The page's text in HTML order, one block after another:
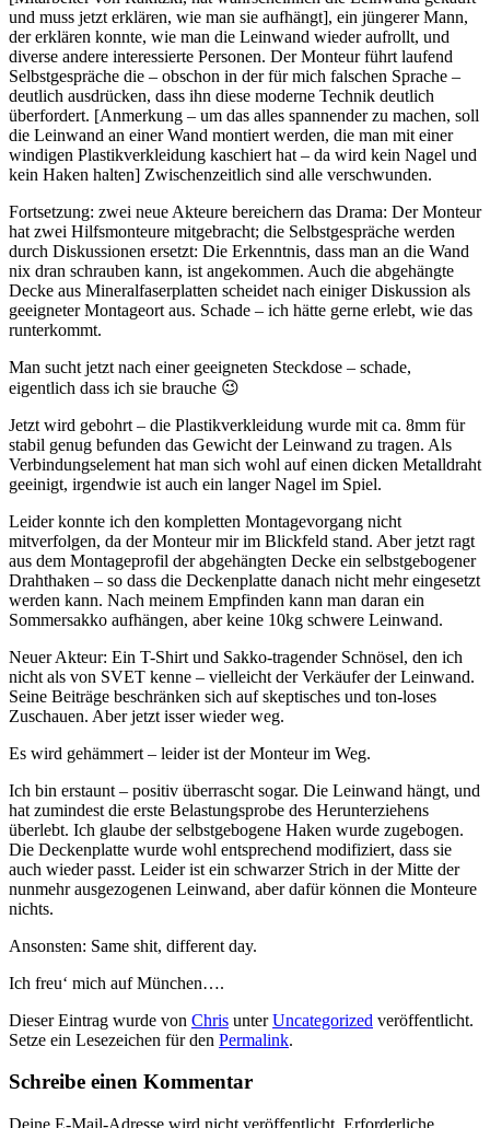
und muss jetzt erklären, wie man sie aufhängt], ein jüngerer Mann,
der erklären konnte, wie man die Leinwand wieder aufrollt, und
diverse andere interessierte Personen. Der Monteur führt laufend
Selbstgespräche die – obschon in der für mich falschen Sprache –
deutlich ausdrücken, dass ihn diese moderne Technik deutlich
überfordert. [Anmerkung – um das alles spannender zu machen, soll
die Leinwand an einer Wand montiert werden, die man mit einer
windigen Plastikverkleidung kaschiert hat – da wird kein Nagel und
kein Haken halten] Zwischenzeitlich sind alle verschwunden.
Fortsetzung: zwei neue Akteure bereichern das Drama: Der Monteur
hat zwei Hilfsmonteure mitgebracht; die Selbstgespräche werden
durch Diskussionen ersetzt: Die Erkenntnis, dass man an die Wand
nix dran schrauben kann, ist angekommen. Auch die abgehängte
Decke aus Mineralfaserplatten scheidet nach einiger Diskussion als
geeigneter Montageort aus. Schade – ich hätte gerne erlebt, wie das
runterkommt.
Man sucht jetzt nach einer geeigneten Steckdose – schade,
eigentlich dass ich sie brauche 😉
Jetzt wird gebohrt – die Plastikverkleidung wurde mit ca. 8mm für
stabil genug befunden das Gewicht der Leinwand zu tragen. Als
Verbindungselement hat man sich wohl auf einen dicken Metalldraht
geeinigt, irgendwie ist auch ein langer Nagel im Spiel.
Leider konnte ich den kompletten Montagevorgang nicht
mitverfolgen, da der Monteur mir im Blickfeld stand. Aber jetzt ragt
aus dem Montageprofil der abgehängten Decke ein selbstgebogener
Drahthaken – so dass die Deckenplatte danach nicht mehr eingesetzt
werden kann. Nach meinem Empfinden kann man daran ein
Sommersakko aufhängen, aber keine 10kg schwere Leinwand.
Neuer Akteur: Ein T-Shirt und Sakko-tragender Schnösel, den ich
nicht als von SVET kenne – vielleicht der Verkäufer der Leinwand.
Seine Beiträge beschränken sich auf skeptisches und ton-loses
Zuschauen. Aber jetzt isser wieder weg.
Es wird gehämmert – leider ist der Monteur im Weg.
Ich bin erstaunt – positiv überrascht sogar. Die Leinwand hängt, und
hat zumindest die erste Belastungsprobe des Herunterziehens
überlebt. Ich glaube der selbstgebogene Haken wurde zugebogen.
Die Deckenplatte wurde wohl entsprechend modifiziert, dass sie
auch wieder passt. Leider ist ein schwarzer Strich in der Mitte der
nunmehr ausgezogenen Leinwand, aber dafür können die Monteure
nichts.
Ansonsten: Same shit, different day.
Ich freu‘ mich auf München….
Dieser Eintrag wurde von Chris unterUncategorized veröffentlicht.
Setze ein Lesezeichen für den Permalink.
Schreibe einen Kommentar
Deine E-Mail-Adresse wird nicht veröffentlicht. Erforderliche